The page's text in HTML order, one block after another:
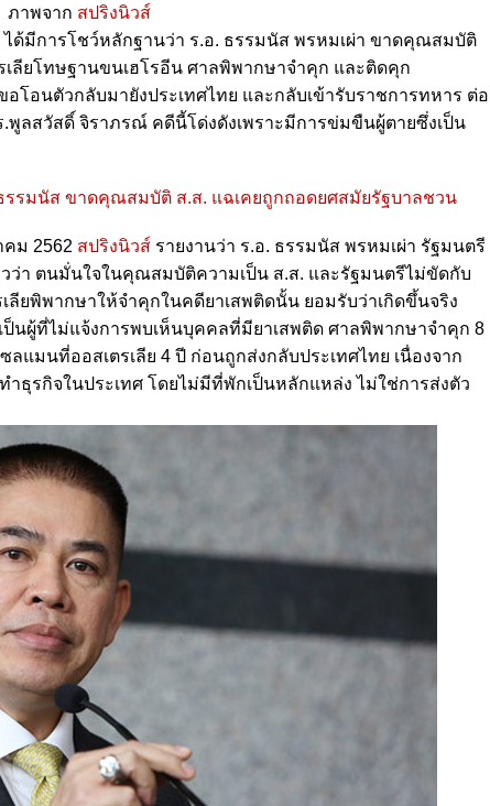
ภาพจาก สปริงนิวส์
การโชว์หลักฐานว่า ร.อ. ธรรมนัส พรหมเผ่า ขาดคุณสมบัติ
เลียโทษฐานขนเฮโรอีน ศาลพิพากษาจำคุก และติดคุก
อโอนตัวกลับมายังประเทศไทย และกลับเข้ารับราชการทหาร ต่อ
ลสวัสดิ์ จิราภรณ์ คดีนี้โด่งดังเพราะมีการข่มขืนผู้ตายซึ่งเป็น
รรมนัส ขาดคุณสมบัติ ส.ส. แฉเคยถูกถอดยศสมัยรัฐบาลชวน
ม 2562 สปริงนิวส์ รายงานว่า ร.อ. ธรรมนัส พรหมเผ่า รัฐมนตรี
ว่า ตนมั่นใจในคุณสมบัติความเป็น ส.ส. และรัฐมนตรีไม่ขัดกับ
ยพิพากษาให้จำคุกในคดียาเสพติดนั้น ยอมรับว่าเกิดขึ้นจริง
ป็นผู้ที่ไม่แจ้งการพบเห็นบุคคลที่มียาเสพติด ศาลพิพากษาจำคุก 8
แมนที่ออสเตรเลีย 4 ปี ก่อนถูกส่งกลับประเทศไทย เนื่องจาก
ำธุรกิจในประเทศ โดยไม่มีที่พักเป็นหลักแหล่ง ไม่ใช่การส่งตัว